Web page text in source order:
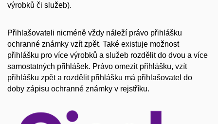
výrobků či služeb).
Přihlašovateli nicméně vždy náleží právo přihlášku
ochranné známky vzít zpět. Také existuje možnost
přihlášku pro více výrobků a služeb rozdělit do dvou a více
samostatných přihlášek. Právo omezit přihlášku, vzít
přihlášku zpět a rozdělit přihlášku má přihlašovatel do
doby zápisu ochranné známky v rejstříku.